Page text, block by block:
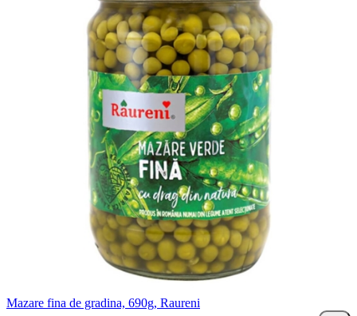
Mazare fina de gradina, 690g, Raureni